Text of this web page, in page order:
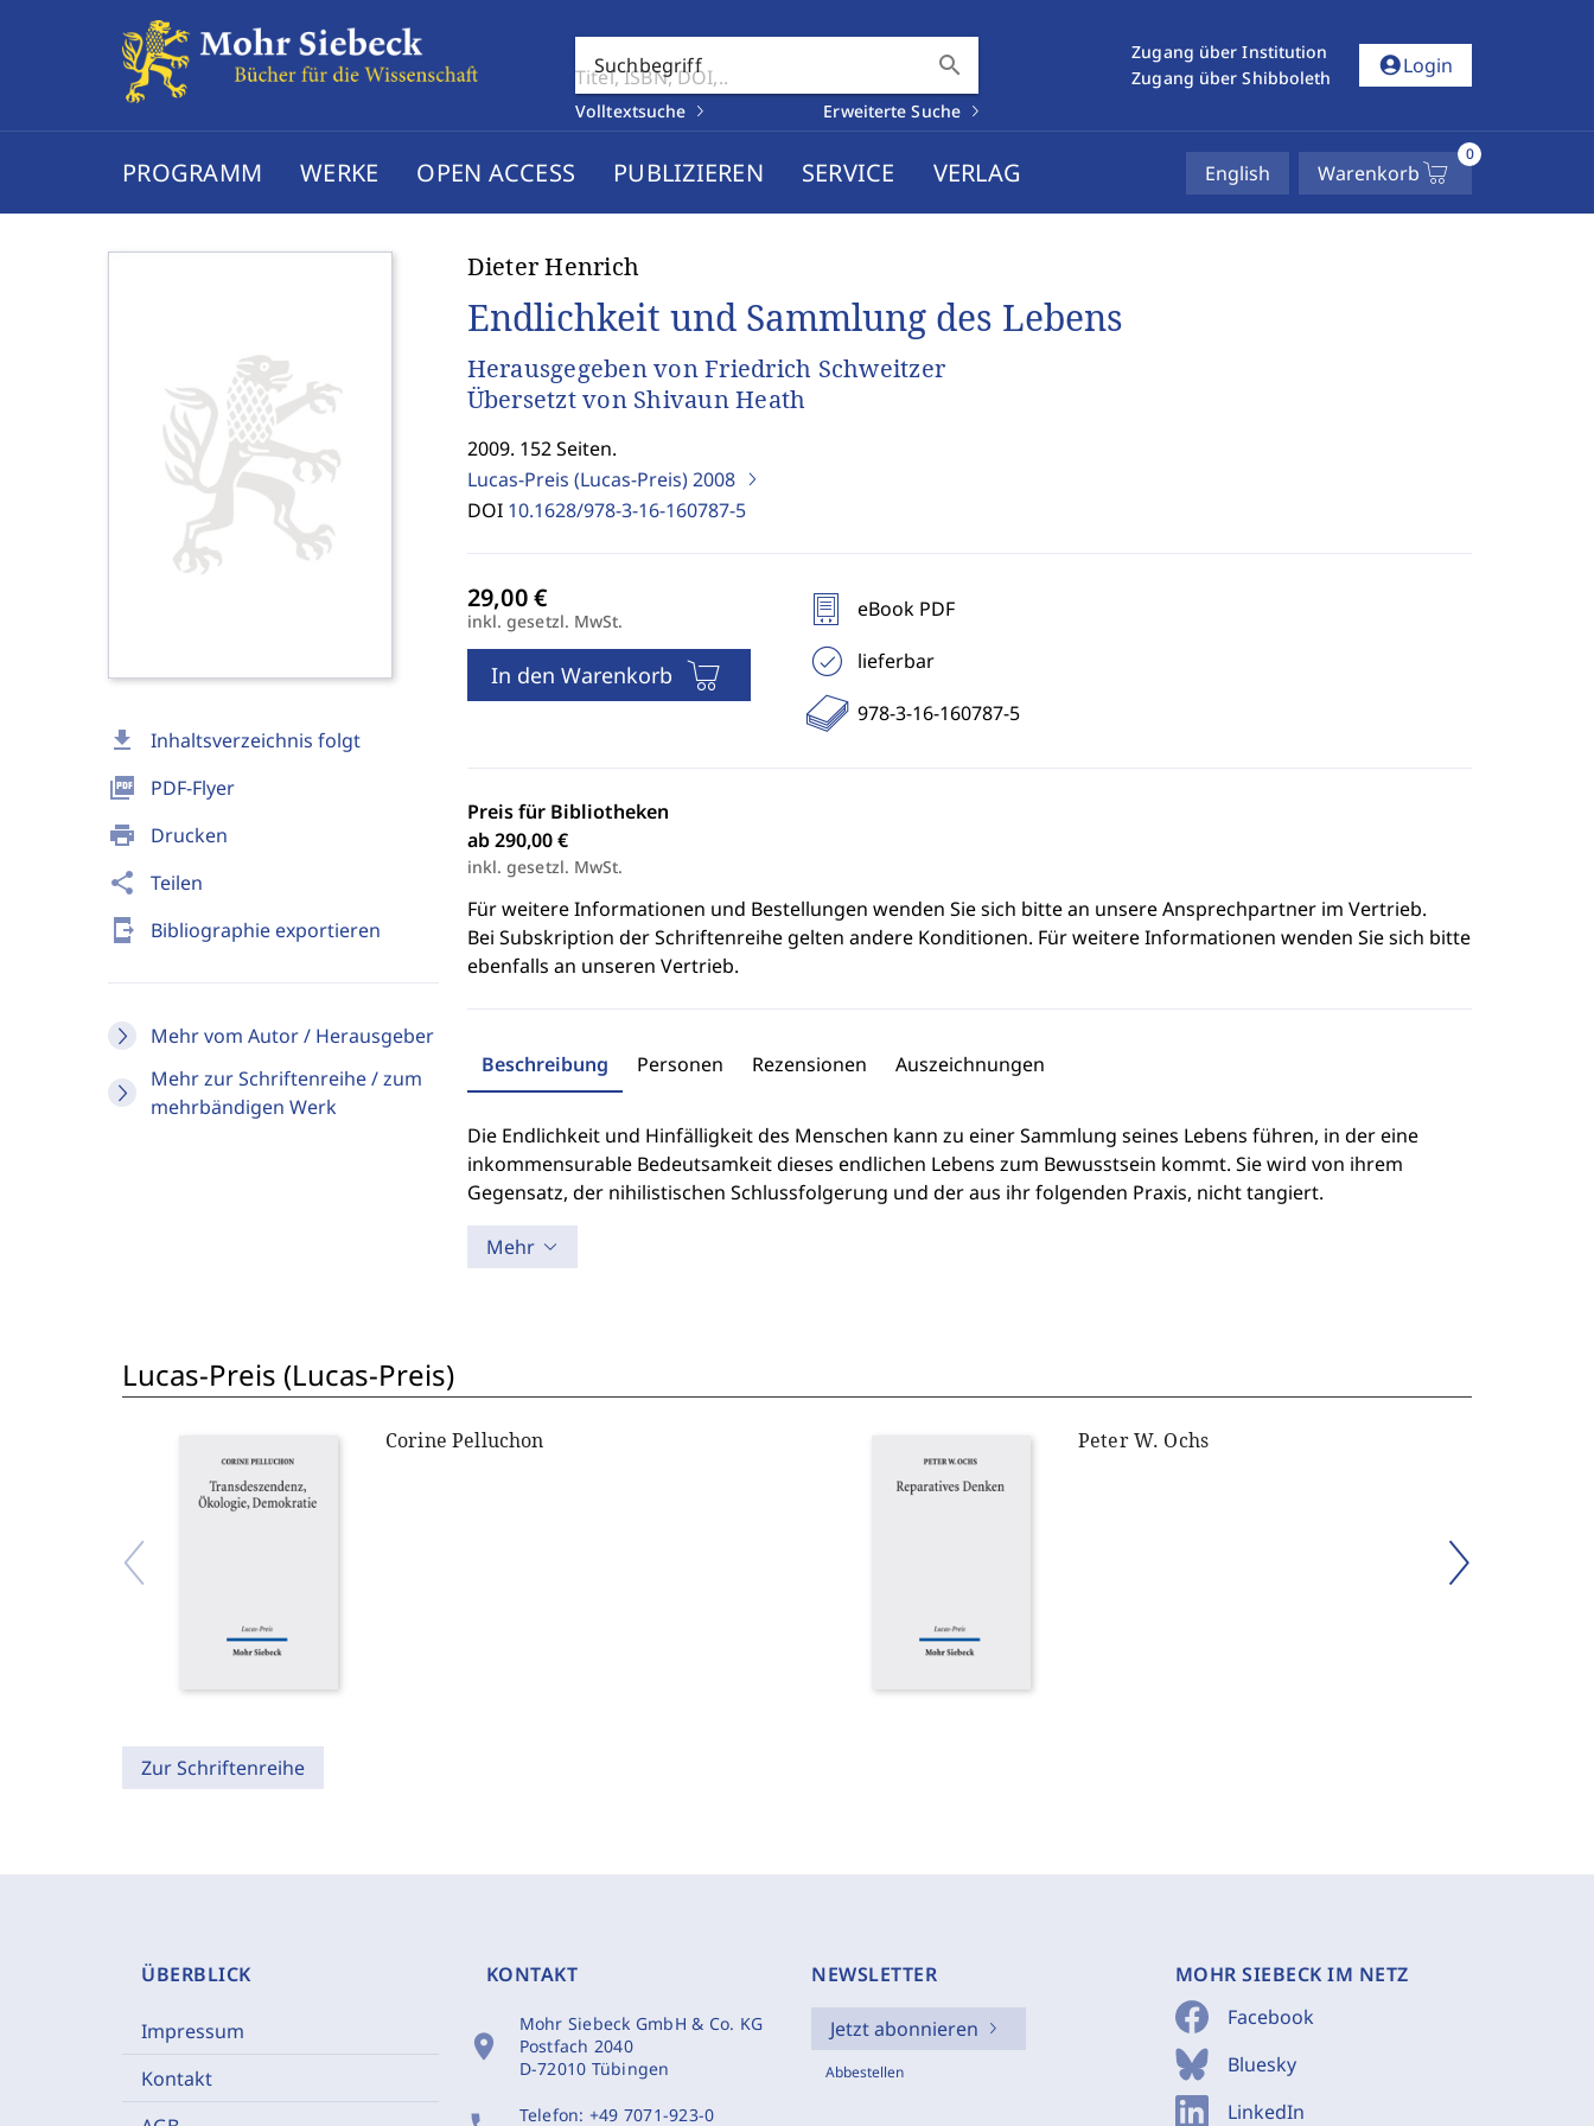
Suchbegriff search
Volltextsuche Erweiterte Suche
Zugang über Institution
Zugang über Shibboleth
account_circleLogin
PROGRAMM WERKE OPEN ACCESS PUBLIZIEREN SERVICE VERLAG English Warenkorb
0
download Inhaltsverzeichnis folgt
picture_as_pdf PDF-Flyer
print Drucken
share Teilen
send_to_mobile Bibliographie exportieren
Mehr vom Autor / Herausgeber
Mehr zur Schriftenreihe / zum
mehrbändigen Werk
Dieter Henrich
Endlichkeit und Sammlung des Lebens
Herausgegeben von Friedrich Schweitzer
Übersetzt von Shivaun Heath
2009. 152 Seiten.
Lucas-Preis (Lucas-Preis)2008
DOI 10.1628/978-3-16-160787-5
inkl. gesetzl. MwSt.
In den Warenkorb
eBook PDF
lieferbar
978-3-16-160787-5
Preis für Bibliotheken
ab 290,00 €
inkl. gesetzl. MwSt.
Für weitere Informationen und Bestellungen wenden Sie sich bitte an unsere Ansprechpartner im Vertrieb.
Bei Subskription der Schriftenreihe gelten andere Konditionen. Für weitere Informationen wenden Sie sich bitte
ebenfalls an unseren Vertrieb.
Beschreibung Personen Rezensionen Auszeichnungen
Die Endlichkeit und Hinfälligkeit des Menschen kann zu einer Sammlung seines Lebens führen, in der eine
inkommensurable Bedeutsamkeit dieses endlichen Lebens zum Bewusstsein kommt. Sie wird von ihrem
Gegensatz, der nihilistischen Schlussfolgerung und der aus ihr folgenden Praxis, nicht tangiert.
Mehr
Lucas-Preis (Lucas-Preis)
Corine Pelluchon Peter W. Ochs
Zur Schriftenreihe
ÜBERBLICK
Impressum
Kontakt
KONTAKT
location_on
Mohr Siebeck GmbH & Co. KG
Postfach 2040
D-72010 Tübingen
Telefon: +49 7071-923-0
NEWSLETTER
Jetzt abonnieren
Abbestellen
MOHR SIEBECK IM NETZ
Facebook
Bluesky
LinkedIn